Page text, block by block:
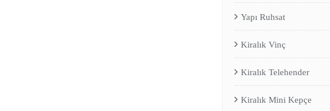
Yapı Ruhsat
Kiralık Vinç
Kiralık Telehender
Kiralık Mini Kepçe